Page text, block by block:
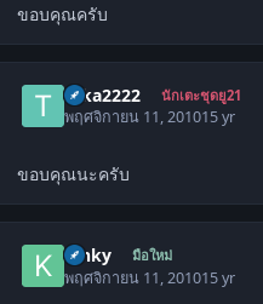
ขอบคุณครับ
taka2222 นักเตะชุดยู21
พฤศจิกายน 11, 201015 yr
ขอบคุณนะครับ
kinky มือใหม่
พฤศจิกายน 11, 201015 yr